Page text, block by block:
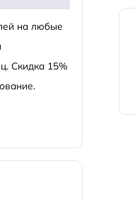
на любые
Скидка 15%